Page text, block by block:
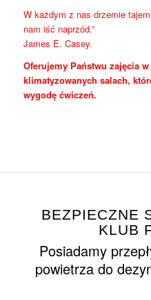
W każdym z nas drzemie
nam iść naprzód.”
James E. Casey.
Oferujemy Państwu zajęcia
klimatyzowanych salach,
wygodę ćwiczeń.
BEZPIECZNE
KLUB
Posiadamy
powietrza do